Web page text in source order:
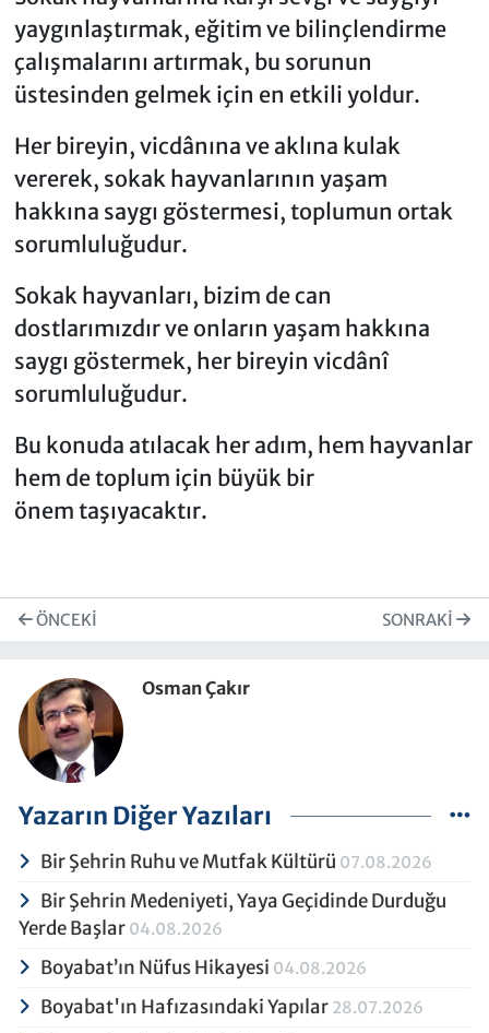
yaygınlaştırmak, eğitim ve bilinçlendirme
çalışmalarını artırmak, bu sorunun
üstesinden gelmek için en etkili yoldur.
Her bireyin, vicdânına ve aklına kulak
vererek, sokak hayvanlarının yaşam
hakkına saygı göstermesi, toplumun ortak
sorumluluğudur.
Sokak hayvanları, bizim de can
dostlarımızdır ve onların yaşam hakkına
saygı göstermek, her bireyin vicdânî
sorumluluğudur.
Bu konuda atılacak her adım, hem hayvanlar
hem de toplum için büyük bir
önem taşıyacaktır.
ÖNCEKI SONRAKI
Osman Çakır
Yazarın Diğer Yazıları
Bir Şehrin Ruhu ve Mutfak Kültürü 07.08.2026
Bir Şehrin Medeniyeti, Yaya Geçidinde Durduğu
Yerde Başlar 04.08.2026
Boyabat’ın Nüfus Hikayesi 04.08.2026
Boyabat'ın Hafızasındaki Yapılar 28.07.2026